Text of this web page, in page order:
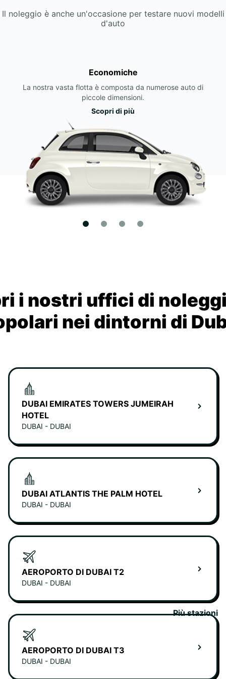
Il noleggio è anche un'occasione per testare nuovi modelli
d'auto
Economiche
La nostra vasta flotta è composta da numerose auto di
piccole dimensioni.
Scopri di più
i nostri uffici di
nei dintorni di
DUBAI EMIRATES TOWERS JUMEIRAH
HOTEL
DUBAI - DUBAI
DUBAI ATLANTIS THE PALM HOTEL
DUBAI - DUBAI
AEROPORTO DI DUBAI T2
DUBAI - DUBAI
AEROPORTO DI DUBAI T3
DUBAI - DUBAI
Più stazioni